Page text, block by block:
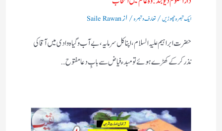
ایک تبصرہ چھوڑیں/تعارف و تبصرہ/ ازSaile Rawan
حضرت ابراہیم علیہ السلام، اپنا کل سرمایہ، بے آب وگیاہ وادی میں آقا کی
نذر کرکے کھڑے ہوئے تو مبدء فیاض سے بابِ دعا مفتوح…